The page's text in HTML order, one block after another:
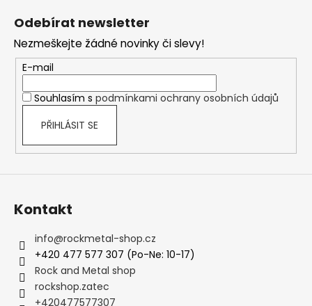
Odebírat newsletter
Nezmeškejte žádné novinky či slevy!
E-mail
Souhlasím s podmínkami ochrany osobních údajů
PŘIHLÁSIT SE
Kontakt
info@rockmetal-shop.cz
+420 477 577 307 (Po-Ne: 10-17)
Rock and Metal shop
rockshop.zatec
+420477577307